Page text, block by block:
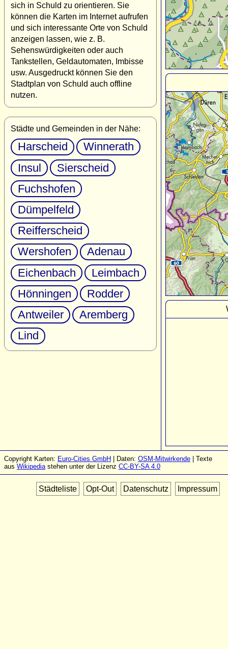
sich in Schuld zu orientieren. Sie
können die Karten im Internet aufrufen
und sich interessante Orte von Schuld
anzeigen lassen, wie z. B.
Sehenswürdigkeiten oder auch
Tankstellen, Geldautomaten, Imbisse
usw. Ausgedruckt können Sie den
Stadtplan von Schuld auch offline
nutzen.
Städte und Gemeinden in der Nähe:
Harscheid
Winnerath
Insul
Sierscheid
Fuchshofen
Dümpelfeld
Reifferscheid
Wershofen
Adenau
Eichenbach
Leimbach
Hönningen
Rodder
Antweiler
Aremberg
Lind
Copyright Karten: Euro-Cities GmbH | Daten: OSM-Mitwirkende | Texte
aus Wikipediastehen unter der Lizenz CC-BY-SA 4.0
Städteliste Opt-Out Datenschutz Impressum